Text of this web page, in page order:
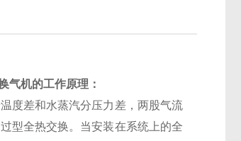
气机的工作原理：
度差和水蒸汽分压力差，两股气流
型全热交换。当安装在系统上的全